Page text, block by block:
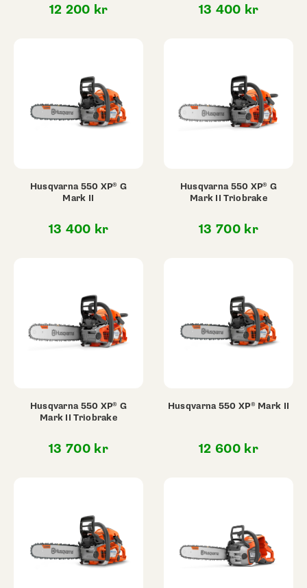
12 200 kr 13 400 kr
Husqvarna 550 XP® G
Mark II
13 400 kr
Husqvarna 550 XP® G
Mark II Triobrake
13 700 kr
Husqvarna 550 XP® G
Mark II Triobrake
13 700 kr
Husqvarna 550 XP® Mark II
12 600 kr